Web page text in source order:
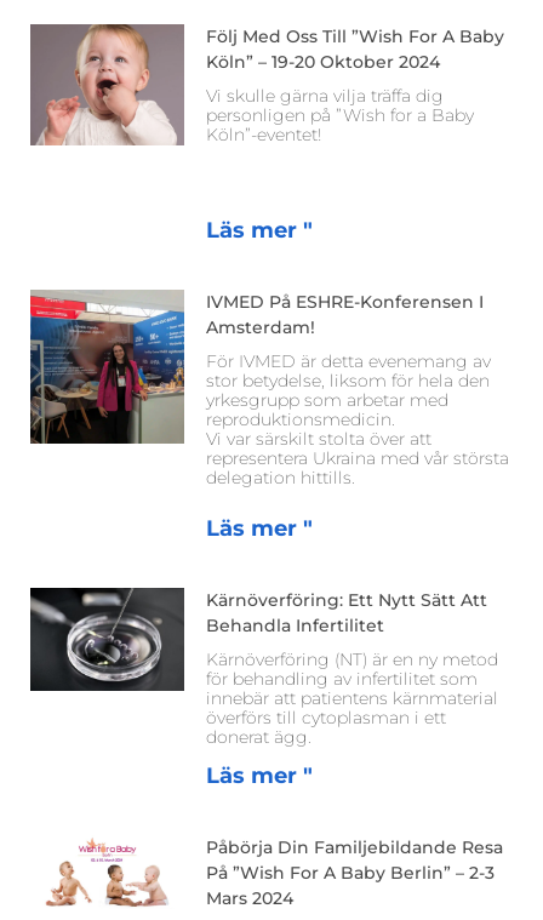
Följ Med Oss Till ”Wish For A Baby
Köln” – 19-20 Oktober 2024
Vi skulle gärna vilja träffa dig
personligen på ”Wish for a Baby
Köln”-eventet!
Läs mer "
IVMED På ESHRE-Konferensen I
Amsterdam!
För IVMED är detta evenemang av
stor betydelse, liksom för hela den
yrkesgrupp som arbetar med
reproduktionsmedicin.
Vi var särskilt stolta över att
representera Ukraina med vår största
delegation hittills.
Läs mer "
Kärnöverföring: Ett Nytt Sätt Att
Behandla Infertilitet
Kärnöverföring (NT) är en ny metod
för behandling av infertilitet som
innebär att patientens kärnmaterial
överförs till cytoplasman i ett
donerat ägg.
Läs mer "
Påbörja Din Familjebildande Resa
På ”Wish For A Baby Berlin” – 2-3
Mars 2024